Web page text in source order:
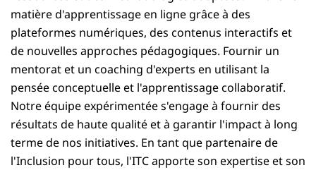
matière d'apprentissage en ligne grâce à des
plateformes numériques, des contenus interactifs et
de nouvelles approches pédagogiques. Fournir un
mentorat et un coaching d'experts en utilisant la
pensée conceptuelle et l'apprentissage collaboratif.
Notre équipe expérimentée s'engage à fournir des
résultats de haute qualité et à garantir l'impact à long
terme de nos initiatives. En tant que partenaire de
l'Inclusion pour tous, l'ITC apporte son expertise et son